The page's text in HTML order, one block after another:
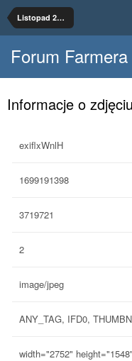
Listopad 2023
Forum Farmera
Informacje o zdjęciu
exiflxWnlH
1699191398
3719721
2
image/jpeg
ANY_TAG, IFD0,
width="2752" height="1548"